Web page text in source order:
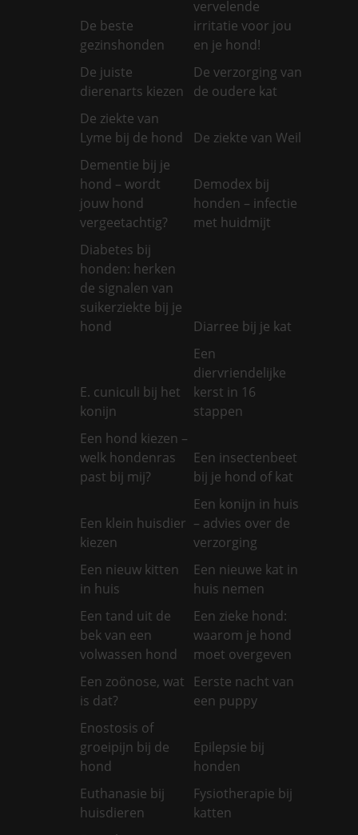
De beste
gezinshonden
vervelende
irritatie voor jou
en je hond!
De juiste
dierenarts kiezen
De verzorging van
de oudere kat
De ziekte van
Lyme bij de hond
De ziekte van Weil
Dementie bij je
hond – wordt
jouw hond
vergeetachtig?
Demodex bij
honden – infectie
met huidmijt
Diabetes bij
honden: herken
de signalen van
suikerziekte bij je
hond
Diarree bij je kat
E. cuniculi bij het
konijn
Een
diervriendelijke
kerst in 16
stappen
Een hond kiezen –
welk hondenras
past bij mij?
Een insectenbeet
bij je hond of kat
Een klein huisdier
kiezen
Een konijn in huis
– advies over de
verzorging
Een nieuw kitten
in huis
Een nieuwe kat in
huis nemen
Een tand uit de
bek van een
volwassen hond
Een zieke hond:
waarom je hond
moet overgeven
Een zoönose, wat
is dat?
Eerste nacht van
een puppy
Enostosis of
groeipijn bij de
hond
Epilepsie bij
honden
Euthanasie bij
huisdieren
Fysiotherapie bij
katten